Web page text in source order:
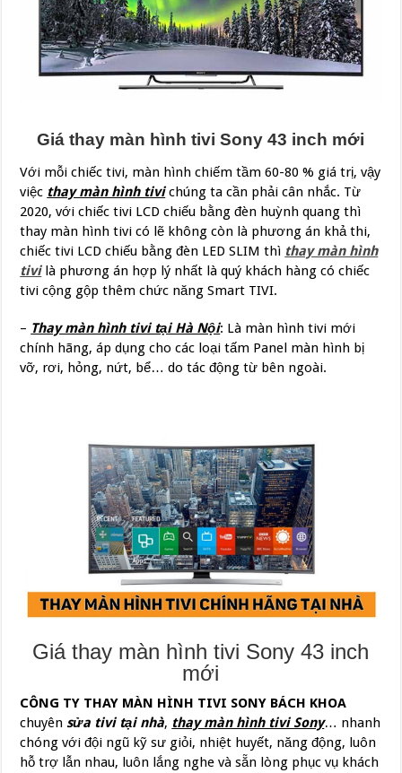
Giá thay màn hình tivi Sony 43 inch mới
Với mỗi chiếc tivi, màn hình chiếm tầm 60-80 % giá trị, vậy
việc thay màn hình tivichúng ta cần phải cân nhắc. Từ
2020, với chiếc tivi LCD chiếu bằng đèn huỳnh quang thì
thay màn hình tivi có lẽ không còn là phương án khả thi,
chiếc tivi LCD chiếu bằng đèn LED SLIM thì thay màn hình
tivilà phương án hợp lý nhất là quý khách hàng có chiếc
tivi cộng gộp thêm chức năng Smart TIVI.
– Thay màn hình tivi tại Hà Nội: Là màn hình tivi mới
chính hãng, áp dụng cho các loại tấm Panel màn hình bị
vỡ, rơi, hỏng, nứt, bể… do tác động từ bên ngoài.
Giá thay màn hình tivi Sony 43 inch
mới
CÔNG TY THAY MÀN HÌNH TIVI SONY BÁCH KHOA
chuyên sửa tivi tại nhà, thay màn hình tivi Sony… nhanh
chóng với đội ngũ kỹ sư giỏi, nhiệt huyết, năng động, luôn
hỗ trợ lẫn nhau, luôn lắng nghe và sẵn lòng phục vụ khách